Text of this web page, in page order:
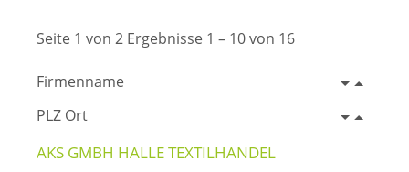
Seite 1 von 2 Ergebnisse 1 – 10 von 16
Firmenname
PLZ Ort
AKS GMBH HALLE TEXTILHANDEL